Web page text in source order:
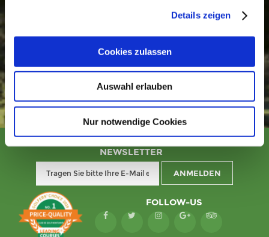
Details zeigen
Cookies zulassen
Auswahl erlauben
Nur notwendige Cookies
ON-LINE BUCHUNG
BEQUEM KAUFEN SIE IHRE
GREENFEE
NEWSLETTER
FOLLOW-US